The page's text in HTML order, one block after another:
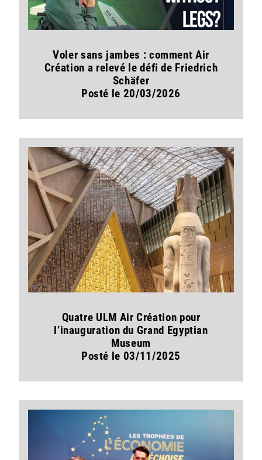
Voler sans jambes : comment Air
Création a relevé le défi de Friedrich
Schäfer
Posté le 20/03/2026
Quatre ULM Air Création pour
l’inauguration du Grand Egyptian
Museum
Posté le 03/11/2025